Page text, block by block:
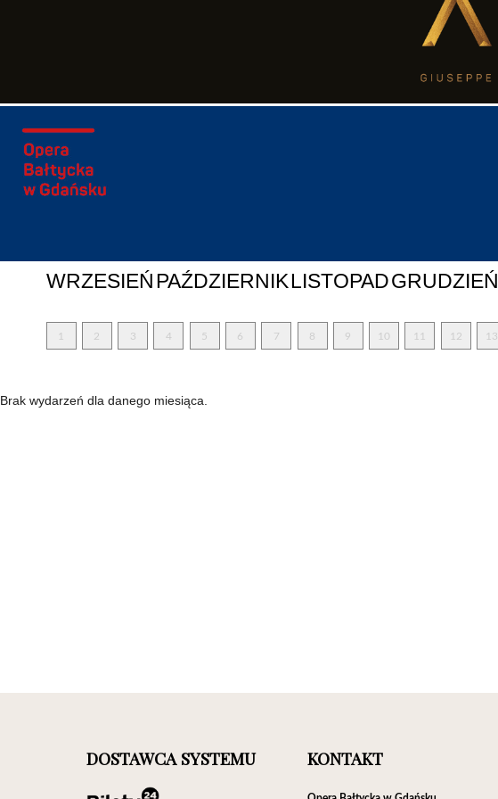
WRZESIEŃPAŹDZIERNIKLISTOPADGRUDZIEŃ
1 2 3 4 5 6 7 8 9 10 11 12 13
Brak wydarzeń dla danego miesiąca.
DOSTAWCA SYSTEMU KONTAKT